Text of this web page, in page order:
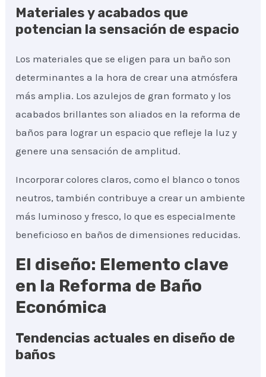
Materiales y acabados que
potencian la sensación de espacio
Los materiales que se eligen para un baño son
determinantes a la hora de crear una atmósfera
más amplia. Los azulejos de gran formato y los
acabados brillantes son aliados en la reforma de
baños para lograr un espacio que refleje la luz y
genere una sensación de amplitud.
Incorporar colores claros, como el blanco o tonos
neutros, también contribuye a crear un ambiente
más luminoso y fresco, lo que es especialmente
beneficioso en baños de dimensiones reducidas.
El diseño: Elemento clave
en la Reforma de Baño
Económica
Tendencias actuales en diseño de
baños